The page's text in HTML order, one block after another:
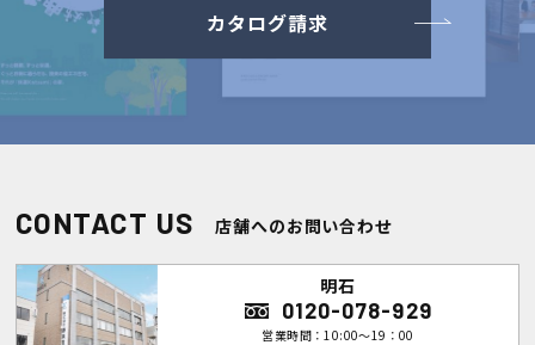
カタログ請求
CONTACT US 店舗へのお問い合わせ
明石
0120-078-929
営業時間：10:00～19：00